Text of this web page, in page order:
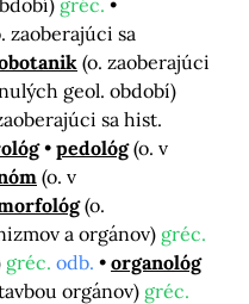
gréc.
zaoberajúci sa
(o. zaoberajúci
geol. období)
sa hist.
pedológ (o. v
(o. v
(o.
a orgánov) gréc.
gréc. odb.
organológ
orgánov) gréc.